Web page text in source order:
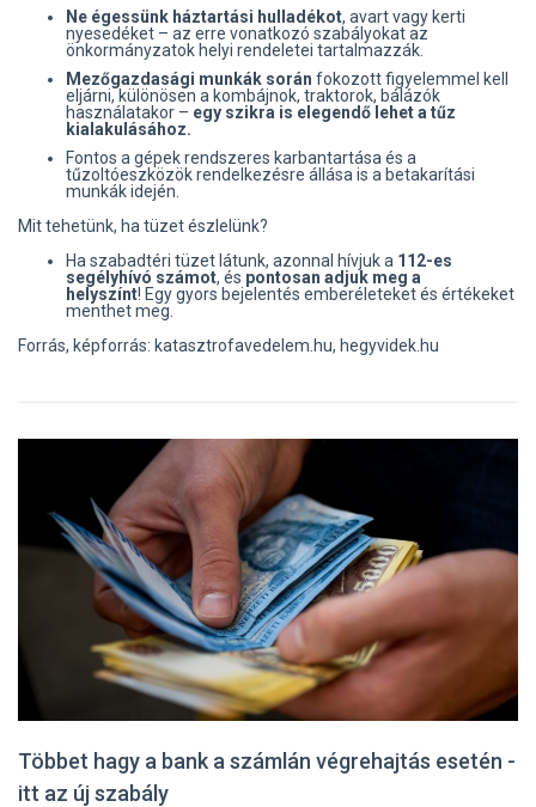
Ne égessünk háztartási hulladékot, avart vagy kerti
nyesedéket – az erre vonatkozó szabályokat az
önkormányzatok helyi rendeletei tartalmazzák.
Mezőgazdasági munkák során fokozott figyelemmel kell
eljárni, különösen a kombájnok, traktorok, bálázók
használatakor – egy szikra is elegendő lehet a tűz
kialakulásához.
Fontos a gépek rendszeres karbantartása és a
tűzoltóeszközök rendelkezésre állása is a betakarítási
munkák idején.
Mit tehetünk, ha tüzet észlelünk?
Ha szabadtéri tüzet látunk, azonnal hívjuk a 112-es
segélyhívó számot, és pontosan adjuk meg a
helyszínt! Egy gyors bejelentés emberéleteket és értékeket
menthet meg.
Forrás, képforrás: katasztrofavedelem.hu, hegyvidek.hu
Többet hagy a bank a számlán végrehajtás esetén -
itt az új szabály